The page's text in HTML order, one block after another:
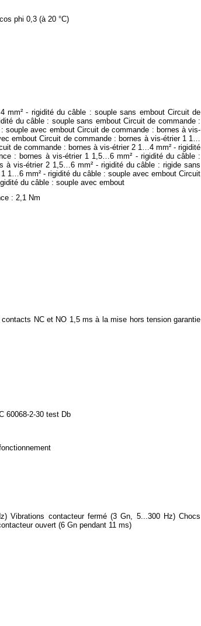
phi 0,3 (à 20 °C)
- rigidité du câble : souple sans embout Circuit de
du câble : souple sans embout Circuit de commande :
avec embout Circuit de commande : bornes à vis-
embout Circuit de commande : bornes à vis-étrier 1 1…
de commande : bornes à vis-étrier 2 1…4 mm² - rigidité
: bornes à vis-étrier 1 1,5…6 mm² - rigidité du câble :
à vis-étrier 2 1,5…6 mm² - rigidité du câble : rigide sans
1…6 mm² - rigidité du câble : souple avec embout Circuit
du câble : souple avec embout
: 2,1 Nm
NC et NO 1,5 ms à la mise hors tension garantie
60068-2-30 test Db
Vibrations contacteur fermé (3 Gn, 5...300 Hz) Chocs
ouvert (6 Gn pendant 11 ms)